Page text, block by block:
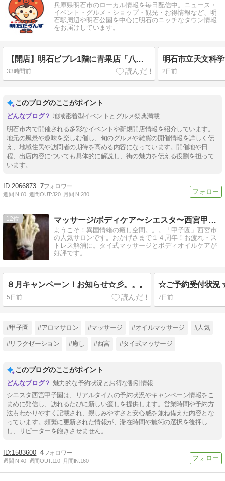
兵庫県明石市のローカル情報を毎日配信中。ニュース・
イベント・グルメ・ショップ・観光・お得情報など、明
石駅周辺や明石公園を中心に明石のニッチなタウン情報
をお届けしています。
【開店】明石ビブレ1階に青果店「八百太商店 大久保店」が8月20日オープン予定
33時間前 2日前
このブログのここがポイント
地域密着型イベントとグルメ祭典満載
明石市内で開催される多彩なイベントや新規開店情報を紹介しています。
地元の風景や趣味を楽しむ催し、旬のグルメや雑貨の開催情報を詳しく伝
え、地域住民や訪問者の期待を高める内容になっています。開催地や日
程、出店内容についても具体的に解説し、街の魅力を伝える役割を担って
います。
2066873 7
週間IN:60 週間OUT:320 月間IN:280
12 マッサージ/ボディケア〜シエスタ〜西宮甲子園
ようこそ！異国情緒の癒し空間。。。「甲子園」西宮市
の人気サロンです。おかげさまで１４周年！お疲れ・ス
トレス解消に。タイ式マッサージとボディオイルケアが
好評です。
８月キャンペーン！お知らせ☆彡。。。
5日前
☆ご予約受付状況
7日前
#甲子園 #アロマサロン #マッサージ #オイルマッサージ #人気
#リラクゼーション #癒し #西宮 #タイ式マッサージ
このブログのここがポイント
魅力的な予約状況とお得な割引情報
シエスタ西宮甲子園は、リアルタイムの予約状況やキャンペーン情報をこ
まめに発信し、訪れるたびに新しい癒しを提供します。営業時間や予約方
法もわかりやすく記載され、親しみやすさと安心感を兼ね備えた内容とな
っています。頻繁に更新された情報が、滞在時間や施術の選択を後押し
し、リピーターを飽きさせません。
1583600 4
週間IN:40 週間OUT:110 月間IN:160